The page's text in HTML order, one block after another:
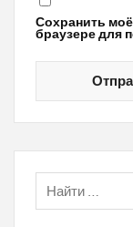
Сохранить
браузере для